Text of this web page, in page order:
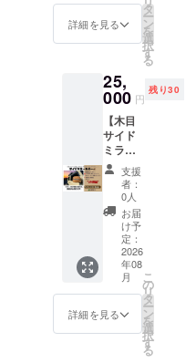
まいり
ます。
証で
す。 ※
もって
設定し
ており
ます
が、生
産体制
の整備
が順調
に進ん
だ場
合、で
きる限
り早め
にお届
けでき
努めて
まいり
保証》
をお付
月／万
が一の
ち・剥
がれに
安心対
応） こ
れは、
品質へ
の自信
と、支
援者さ
まへの
感謝の
証で
す。 ※
お届け
バーに
貼るだ
け簡単
JB64／
JB74 対
応 ・本
体＋ガ
ラスパ
ネル構
造 ・裏
面より
ネジ装
着（純
正部品
使用／
取付説
明書同
封） ・
新品素
材に塗
詳細を見る
タ
ー
ン
を
選
択
す
る
25,
000 円
残り30
【木目
サイド
ミラー
カ
バー】
［仕
様］ ・
ジム
ニー
JB64／
JB74 対
応 ・全
グレー
ド対応
→ ご
支援
者：
0人
お届
け予
定：
2026
年08
月
詳細を見る
こ
の
リ
タ
ー
ン
を
選
択
す
る